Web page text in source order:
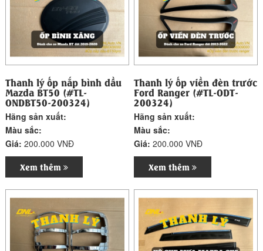
Thanh lý ốp nắp bình dầu
Mazda BT50 (#TL-
ONDBT50-200324)
Hãng sản xuất:
Màu sắc:
Giá:200.000 VNĐ
Xem thêm
Thanh lý ốp viền đèn trước
Ford Ranger (#TL-ODT-
200324)
Hãng sản xuất:
Màu sắc:
Giá:200.000 VNĐ
Xem thêm